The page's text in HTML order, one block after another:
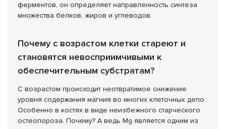
ферментов, он определяет направленность синтеза
множества белков, жиров и углеводов.
Почему с возрастом клетки стареют и
становятся невосприимчивыми к
обеспечительным субстратам?
С возрастом происходит неотвратимое снижение
уровня содержания магния во многих клеточных депо.
Особенно в костях в виде неизбежного старческого
остеопороза. Почему? А ведь Mg является одним из